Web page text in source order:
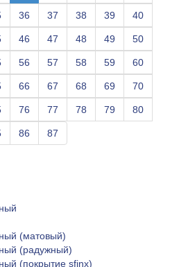
36 37 38 39 40
46 47 48 49 50
56 57 58 59 60
66 67 68 69 70
76 77 78 79 80
86 87
(матовый)
(радужный)
(покрытие sfinx)